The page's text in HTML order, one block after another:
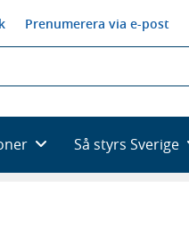
Prenumerera via e-post
Så styrs Sverige